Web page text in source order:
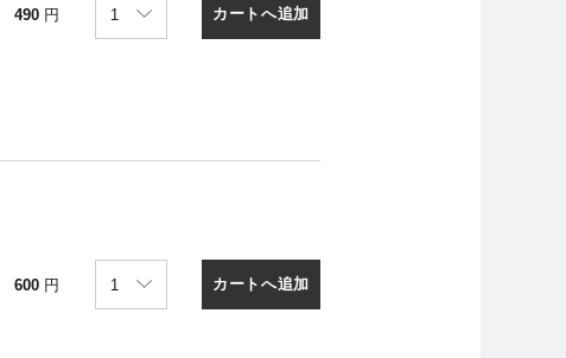
490 円 カートへ追加
600 円 カートへ追加